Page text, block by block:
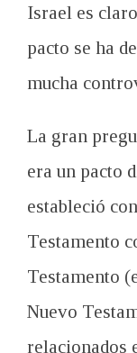
Israel es
pacto se ha
mucha
La gran
era un pacto
estableció
Testamento
Testamento
Nuevo
relacionados